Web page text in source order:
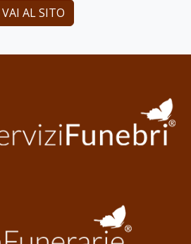
VAI AL SITO